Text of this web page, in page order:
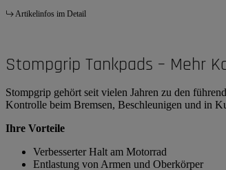
Artikelinfos im Detail
Stompgrip Tankpads – Mehr
Stompgrip gehört seit vielen Jahren zu den
Kontrolle beim Bremsen, Beschleunigen und in
Ihre Vorteile
Verbesserter Halt am Motorrad
Entlastung von Armen und Oberkörper